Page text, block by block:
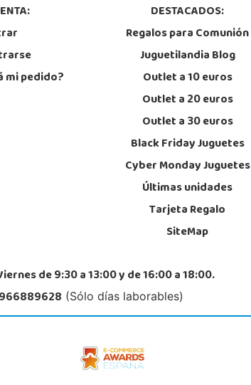
mi pedido?
DESTACADOS:
Regalos para Comunión
Juguetilandia Blog
Outlet a 10 euros
Outlet a 20 euros
Outlet a 30 euros
Black Friday Juguetes
Cyber Monday Juguetes
Últimas unidades
Tarjeta Regalo
SiteMap
de 9:30 a 13:00 y de 16:00 a 18:00.
(Sólo días laborables)